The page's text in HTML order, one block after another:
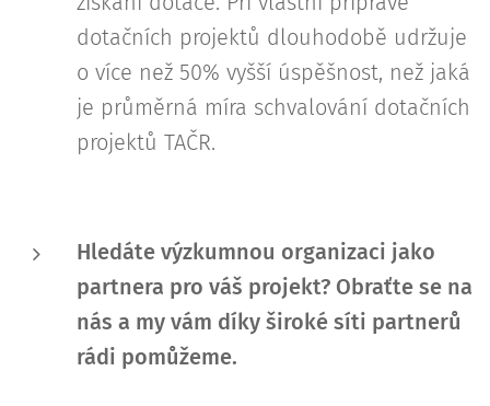
dotačních projektů dlouhodobě udržuje
o více než 50% vyšší úspěšnost, než jaká
je průměrná míra schvalování dotačních
projektů TAČR.
Hledáte výzkumnou organizaci jako
partnera pro váš projekt? Obraťte se na
nás a my vám díky široké síti partnerů
rádi pomůžeme.